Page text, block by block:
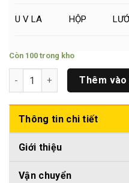
U V LA HỘP
Còn 100 trong kho
Niken Tròn Đặc Phi (15 x
Thêm
Thông tin chi tiết
Giới thiệu
Vận chuyển